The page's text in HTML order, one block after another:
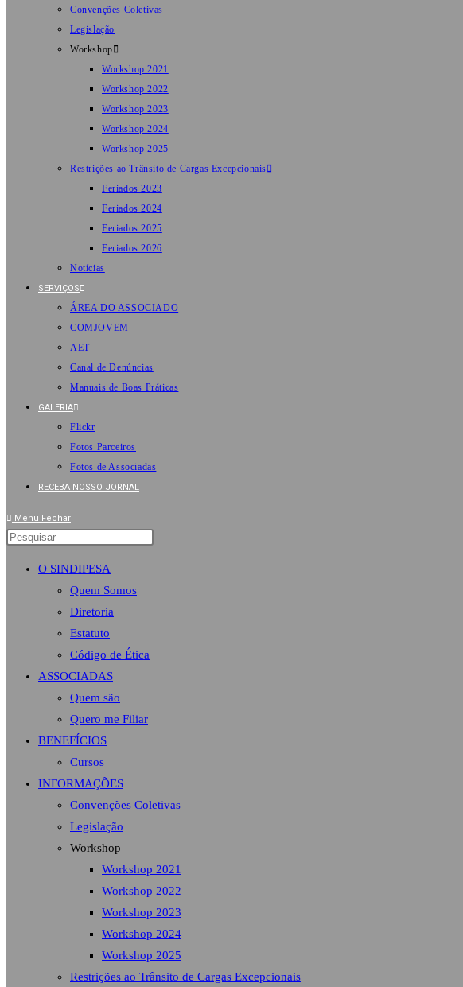
Convenções Coletivas
Legislação
Workshop
Workshop 2021
Workshop 2022
Workshop 2023
Workshop 2024
Workshop 2025
Restrições ao Trânsito de Cargas Excepcionais
Feriados 2023
Feriados 2024
Feriados 2025
Feriados 2026
Notícias
SERVIÇOS
ÁREA DO ASSOCIADO
COMJOVEM
AET
Canal de Denúncias
Manuais de Boas Práticas
GALERIA
Flickr
Fotos Parceiros
Fotos de Associadas
RECEBA NOSSO JORNAL
Menu Fechar
O SINDIPESA
Quem Somos
Diretoria
Estatuto
Código de Ética
ASSOCIADAS
Quem são
Quero me Filiar
BENEFÍCIOS
Cursos
INFORMAÇÕES
Convenções Coletivas
Legislação
Workshop
Workshop 2021
Workshop 2022
Workshop 2023
Workshop 2024
Workshop 2025
Restrições ao Trânsito de Cargas Excepcionais